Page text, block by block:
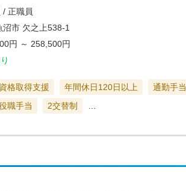
/ 正職員
沼市 欠之上538-1
円 ～ 258,500円
資格取得支援 年間休日120日以上 通勤手当
職手当 2交替制